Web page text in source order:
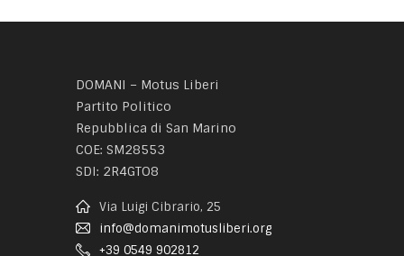
DOMANI – Motus Liberi
Partito Politico
Repubblica di San Marino
COE: SM28553
SDI: 2R4GTO8
Via Luigi Cibrario, 25
info@domanimotusliberi.org
+39 0549 902812